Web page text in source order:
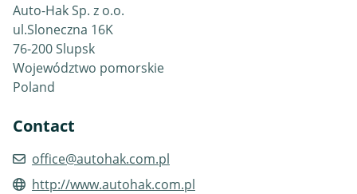
Auto-Hak Sp. z o.o.
ul.Sloneczna 16K
76-200 Slupsk
Województwo pomorskie
Poland
Contact
office@autohak.com.pl
http://www.autohak.com.pl